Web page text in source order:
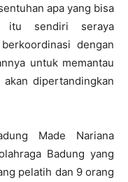
apa yang bisa
itu sendiri seraya
dengan
untuk memantau
dipertandingkan
Made Nariana
Badung yang
pelatih dan 9 orang